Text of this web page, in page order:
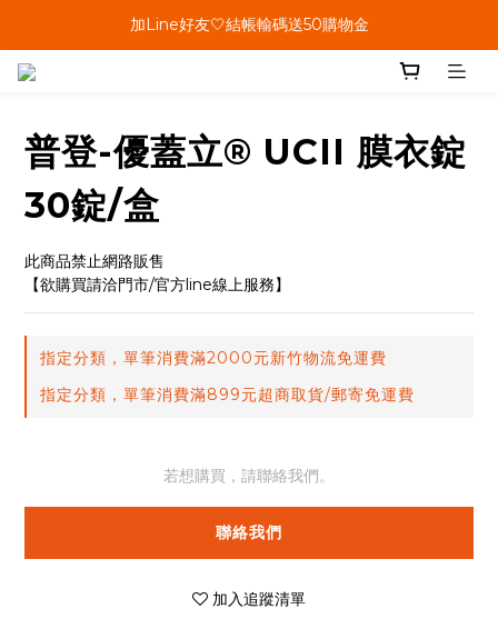
單筆結帳金額滿899🤍超取/郵寄免運費
加Line好友🤍結帳輸碼送50購物金
普登-優蓋立® UCII 膜衣錠
30錠/盒
此商品禁止網路販售
【欲購買請洽門市/官方line線上服務】
指定分類，單筆消費滿2000元新竹物流免運費
指定分類，單筆消費滿899元超商取貨/郵寄免運費
若想購買，請聯絡我們。
聯絡我們
加入追蹤清單